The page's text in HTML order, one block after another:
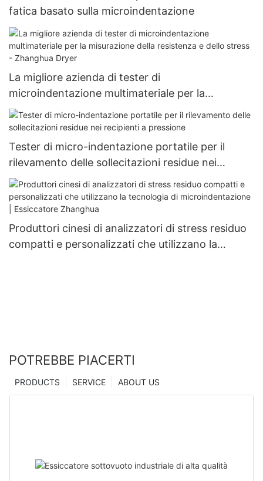
fatica basato sulla microindentazione
La migliore azienda di tester di
microindentazione multimateriale per la
misurazione della resistenza e dello stress -
Zhanghua Dryer
Tester di micro-indentazione portatile per il
rilevamento delle sollecitazioni residue nei
recipienti a pressione
Produttori cinesi di analizzatori di stress residuo
compatti e personalizzati che utilizzano la
POTREBBE PIACERTI
ABOUT US
SERVICE
PRODUCTS